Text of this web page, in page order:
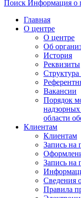
Поиск Информация о
Главная
О центре
О центре
Об
История
Реквизиты
Структура
Вакансии
Порядок
области
Клиентам
Клиентам
Запись на
Запись на
Сведения
Правила